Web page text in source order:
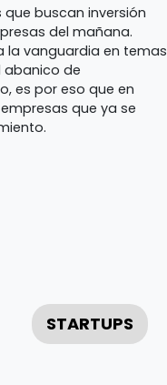
buscan inversión
del mañana.
la vanguardia en temas
abanico de
es por eso que en
que ya se
STARTUPS